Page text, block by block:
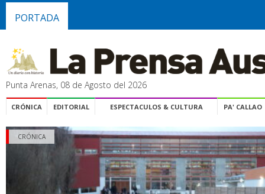
PORTADA
Punta Arenas, 08 de Agosto del 2026
CRÓNICA EDITORIAL ESPECTACULOS & CULTURA PA' CALLAO
CRÓNICA